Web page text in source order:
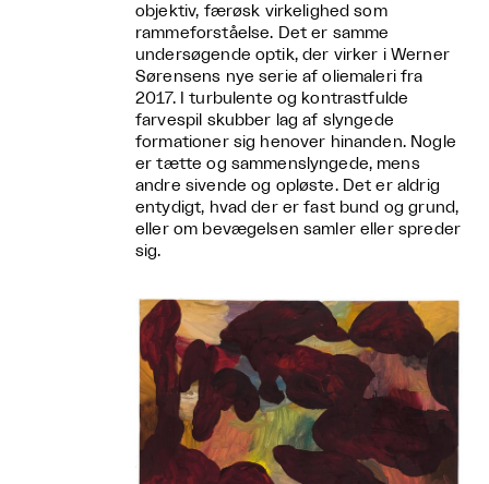
objektiv, færøsk virkelighed som
rammeforståelse. Det er samme
undersøgende optik, der virker i Werner
Sørensens nye serie af oliemaleri fra
2017. I turbulente og kontrastfulde
farvespil skubber lag af slyngede
formationer sig henover hinanden. Nogle
er tætte og sammenslyngede, mens
andre sivende og opløste. Det er aldrig
entydigt, hvad der er fast bund og grund,
eller om bevægelsen samler eller spreder
sig.